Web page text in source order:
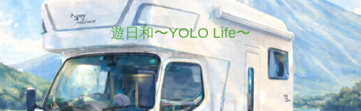
遊日和〜YOLO Life〜